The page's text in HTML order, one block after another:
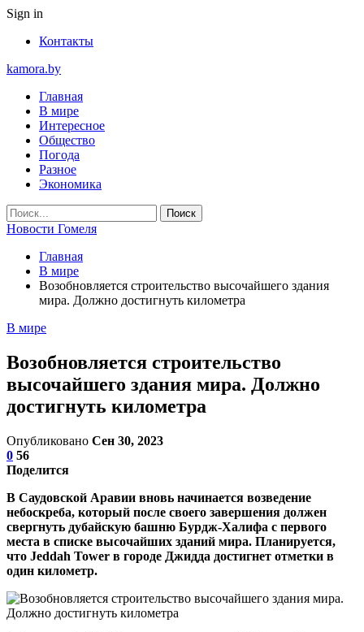
Sign in
Контакты
kamora.by
Главная
В мире
Интересное
Общество
Погода
Разное
Экономика
Новости Гомеля
Главная
В мире
Возобновляется строительство высочайшего здания
мира. Должно достигнуть километра
В мире
Возобновляется строительство
высочайшего здания мира. Должно
достигнуть километра
Опубликовано Сен 30, 2023
0 56
Поделится
В Саудовской Аравии вновь начинается возведение
небоскреба, который после своего завершения должен
свергнуть дубайскую башню Бурдж-Халифа с первого
места в списке высочайших зданий мира. Планируется,
что Jeddah Tower в городе Джидда достигнет отметки в
один километр.